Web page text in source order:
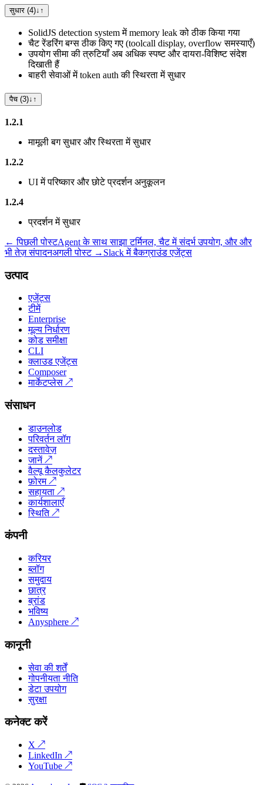
सुधार (4)↓ ↑
SolidJS detection system में memory leak को ठीक किया गया
चैट रेंडरिंग बग्स ठीक किए गए (toolcall display, overflow समस्याएँ)
उपयोग सीमा की त्रुटियाँ अब अधिक स्पष्ट और दायरा-विशिष्ट संदेश
दिखाती हैं
बाहरी सेवाओं में token auth की स्थिरता में सुधार
पैच (3)↓ ↑
1.2.1
मामूली बग सुधार और स्थिरता में सुधार
1.2.2
UI में परिष्कार और छोटे प्रदर्शन अनुकूलन
1.2.4
प्रदर्शन में सुधार
← पिछली पोस्टAgent के साथ साझा टर्मिनल, चैट में संदर्भ उपयोग, और और
भी तेज़ संपादनअगली पोस्ट → Slack में बैकग्राउंड एजेंट्स
उत्पाद
एजेंट्स
टीमें
Enterprise
मूल्य निर्धारण
कोड समीक्षा
CLI
क्लाउड एजेंट्स
Composer
मार्केटप्लेस ↗
संसाधन
डाउनलोड
परिवर्तन लॉग
दस्तावेज़
जानें↗
वैल्यू कैलकुलेटर
फ़ोरम↗
सहायता ↗
कार्यशालाएँ
स्थिति↗
कंपनी
करियर
ब्लॉग
समुदाय
छात्र
ब्रांड
भविष्य
Anysphere ↗
कानूनी
सेवा की शर्तें
गोपनीयता नीति
डेटा उपयोग
सुरक्षा
कनेक्ट करें
X ↗
LinkedIn ↗
YouTube ↗